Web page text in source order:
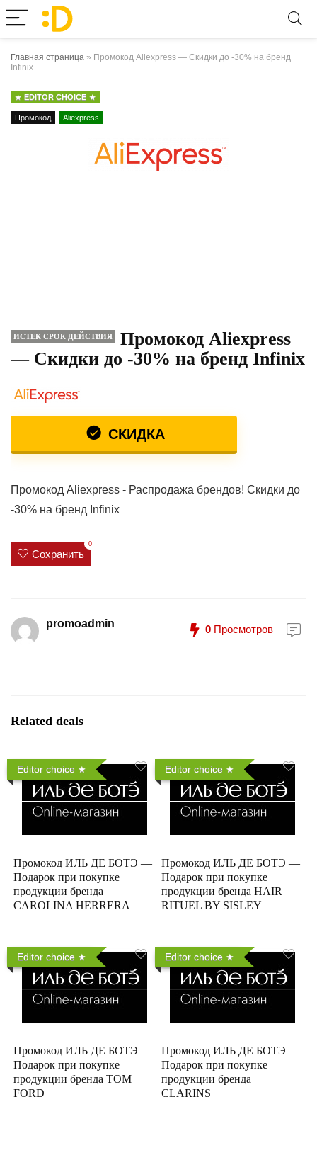
Главная страница » Промокод Aliexpress — Скидки до -30% на бренд
Infinix
EDITOR CHOICE
Промокод Aliexpress
ИСТЕК СРОК ДЕЙСТВИЯ
Промокод Aliexpress
— Скидки до -30% на бренд Infinix
СКИДКА
Промокод Aliexpress - Распродажа брендов! Скидки до
-30% на бренд Infinix
Сохранить
0
promoadmin 0 Просмотров
Related deals
Editor choice
Промокод ИЛЬ ДЕ БОТЭ —
Подарок при покупке
продукции бренда
CAROLINA HERRERA
Editor choice
Промокод ИЛЬ ДЕ БОТЭ —
Подарок при покупке
продукции бренда HAIR
RITUEL BY SISLEY
Editor choice
Промокод ИЛЬ ДЕ БОТЭ —
Подарок при покупке
продукции бренда TOM
FORD
Editor choice
Промокод ИЛЬ ДЕ БОТЭ —
Подарок при покупке
продукции бренда
CLARINS